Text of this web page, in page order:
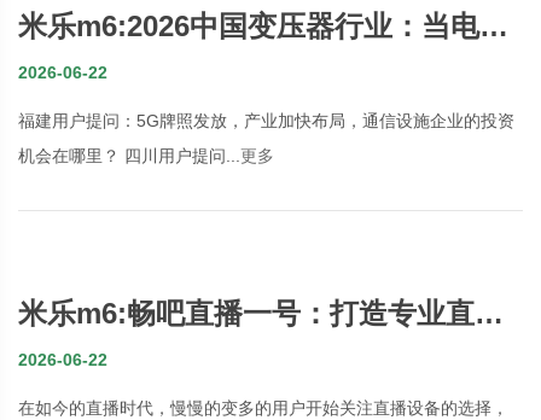
米乐m6:2026中国变压器行业：当电力
心脏遇上AI算力
2026-06-22
福建用户提问：5G牌照发放，产业加快布局，通信设施企业的投资
机会在哪里？ 四川用户提问... 更多
米乐m6:畅吧直播一号：打造专业直播
体验的手机OTG转换器
2026-06-22
在如今的直播时代，慢慢的变多的用户开始关注直播设备的选择，